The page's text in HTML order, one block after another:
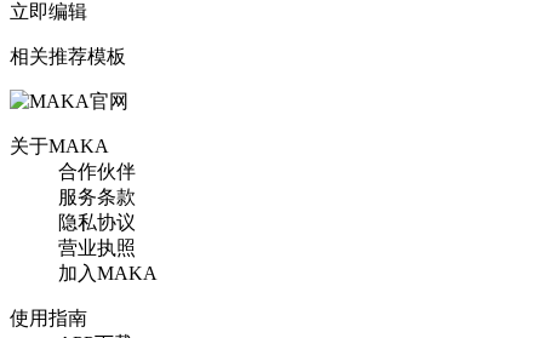
立即编辑
相关推荐模板
关于MAKA
合作伙伴
服务条款
隐私协议
营业执照
加入MAKA
使用指南